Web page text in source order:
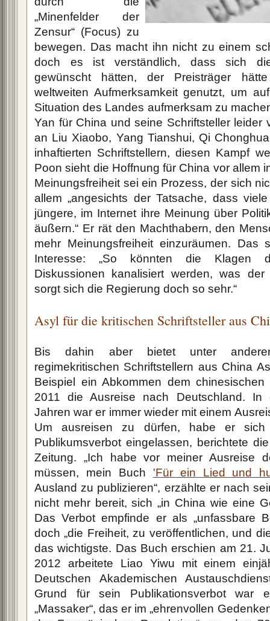
„Minenfelder der
Zensur“ (Focus) zu
bewegen. Das macht ihn nicht zu einem
doch es ist verständlich, dass sich
gewünscht hätten, der Preisträger
weltweiten Aufmerksamkeit genutzt, um
Situation des Landes aufmerksam zu
Yan für China und seine Schriftsteller leider
an Liu Xiaobo, Yang Tianshui, Qi
inhaftierten Schriftstellern, diesen Kampf
Poon sieht die Hoffnung für China vor allem
Meinungsfreiheit sei ein Prozess, der sich
allem „angesichts der Tatsache, dass
jüngere, im Internet ihre Meinung über
äußern.“ Er rät den Machthabern, den
mehr Meinungsfreiheit einzuräumen. Das
Interesse: „So könnten die Klagen
Diskussionen kanalisiert werden, was
sorgt sich die Regierung doch so sehr.“
Asyl für die kritischen Schriftsteller aus
Bis dahin aber bietet unter
regimekritischen Schriftstellern aus China
Beispiel ein Abkommen dem
2011 die Ausreise nach Deutschland. In
Jahren war er immer wieder mit einem
Um ausreisen zu dürfen, habe er
Publikumsverbot eingelassen, berichtete
Zeitung. „Ich habe vor meiner Ausreise
müssen, mein Buch 'Für ein Lied und
Ausland zu publizieren“, erzählte er nach
nicht mehr bereit, sich „in China wie eine
Das Verbot empfinde er als „unfassbare
doch „die Freiheit, zu veröffentlichen, und
das wichtigste. Das Buch erschien am 21.
2012 arbeitete Liao Yiwu mit einem
Deutschen Akademischen
Grund für sein Publikationsverbot war
„Massaker“, das er im „ehrenvollen